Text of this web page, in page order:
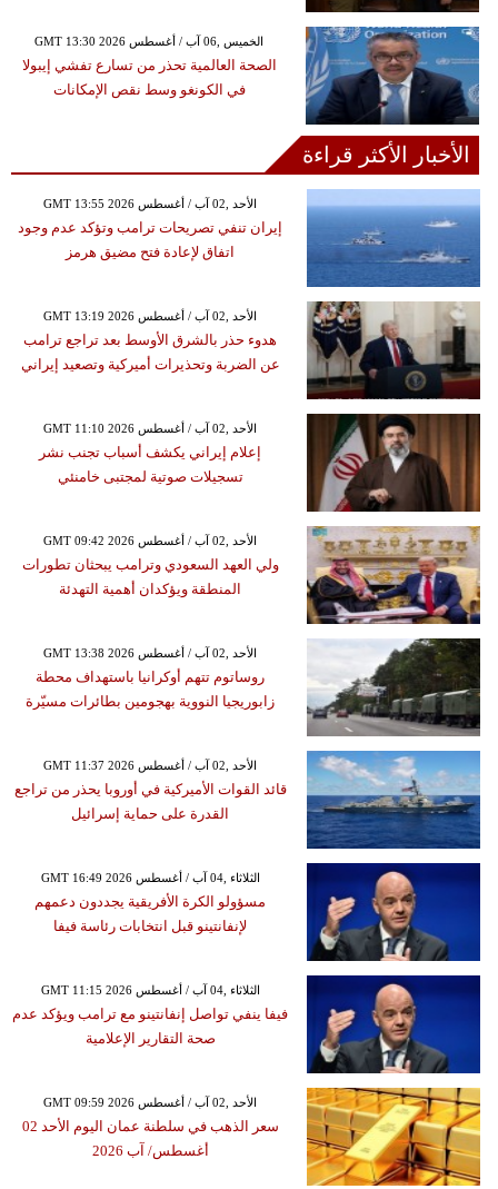
GMT 13:30 2026 الخميس ,06 آب / أغسطس
الصحة العالمية تحذر من تسارع تفشي إيبولا
في الكونغو وسط نقص الإمكانات
الأخبار الأكثر قراءة
GMT 13:55 2026 الأحد ,02 آب / أغسطس
إيران تنفي تصريحات ترامب وتؤكد عدم وجود
اتفاق لإعادة فتح مضيق هرمز
GMT 13:19 2026 الأحد ,02 آب / أغسطس
هدوء حذر بالشرق الأوسط بعد تراجع ترامب
عن الضربة وتحذيرات أميركية وتصعيد إيراني
GMT 11:10 2026 الأحد ,02 آب / أغسطس
إعلام إيراني يكشف أسباب تجنب نشر
تسجيلات صوتية لمجتبى خامنئي
GMT 09:42 2026 الأحد ,02 آب / أغسطس
ولي العهد السعودي وترامب يبحثان تطورات
المنطقة ويؤكدان أهمية التهدئة
GMT 13:38 2026 الأحد ,02 آب / أغسطس
روساتوم تتهم أوكرانيا باستهداف محطة
زابوريجيا النووية بهجومين بطائرات مسيّرة
GMT 11:37 2026 الأحد ,02 آب / أغسطس
قائد القوات الأميركية في أوروبا يحذر من تراجع
القدرة على حماية إسرائيل
GMT 16:49 2026 الثلاثاء ,04 آب / أغسطس
مسؤولو الكرة الأفريقية يجددون دعمهم
لإنفانتينو قبل انتخابات رئاسة فيفا
GMT 11:15 2026 الثلاثاء ,04 آب / أغسطس
فيفا ينفي تواصل إنفانتينو مع ترامب ويؤكد عدم
صحة التقارير الإعلامية
GMT 09:59 2026 الأحد ,02 آب / أغسطس
سعر الذهب في سلطنة عمان اليوم الأحد 02
أغسطس/ آب 2026